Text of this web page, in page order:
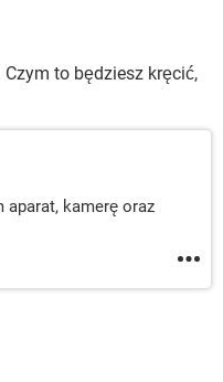
to będziesz kręcić,
aparat, kamerę oraz